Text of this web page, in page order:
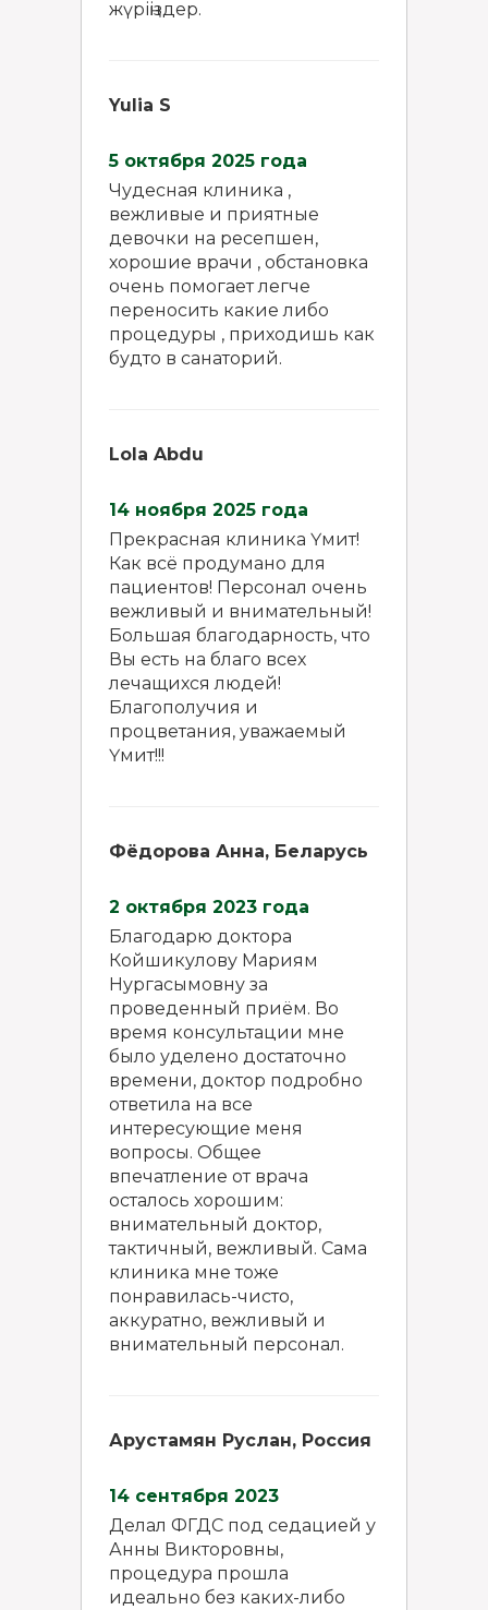
жүріңіздер.
Yulia S
5 октября 2025 года
Чудесная клиника ,
вежливые и приятные
девочки на ресепшен,
хорошие врачи , обстановка
очень помогает легче
переносить какие либо
процедуры , приходишь как
будто в санаторий.
Lola Abdu
14 ноября 2025 года
Прекрасная клиника Үмит!
Как всё продумано для
пациентов! Персонал очень
вежливый и внимательный!
Большая благодарность, что
Вы есть на благо всех
лечащихся людей!
Благополучия и
процветания, уважаемый
Үмит!!!
Фёдорова Анна, Беларусь
2 октября 2023 года
Благодарю доктора
Койшикулову Мариям
Нургасымовну за
проведенный приём. Во
время консультации мне
было уделено достаточно
времени, доктор подробно
ответила на все
интересующие меня
вопросы. Общее
впечатление от врача
осталось хорошим:
внимательный доктор,
тактичный, вежливый. Сама
клиника мне тоже
понравилась-чисто,
аккуратно, вежливый и
внимательный персонал.
Арустамян Руслан, Россия
14 сентября 2023
Делал ФГДС под седацией у
Анны Викторовны,
процедура прошла
идеально без каких-либо